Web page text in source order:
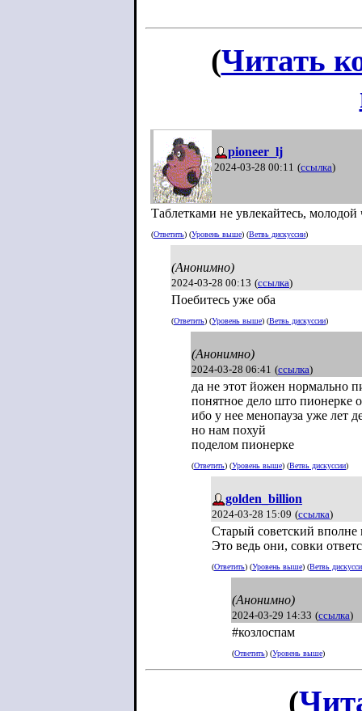
(Читать
pioneer_lj
2024-03-28 00:11 (ссылка)
Таблетками не увлекайтесь, молодой
(Ответить) (Уровень выше) (Ветвь дискуссии)
(Анонимно)
2024-03-28 00:13 (ссылка)
Поебитесь уже оба
(Ответить) (Уровень выше) (Ветвь дискуссии)
(Анонимно)
2024-03-28 06:41 (ссылка)
да не этот йожен нормально
понятное дело што пионерке
ибо у нее менопауза уже лет
но нам похуй
поделом пионерке
(Ответить) (Уровень выше) (Ветвь дискуссии)
golden_billion
2024-03-28 15:09 (ссылка)
Старый советский вполне
Это ведь они, совки
(Ответить) (Уровень выше) (Ветвь
(Анонимно)
2024-03-29 14:33 (ссылка)
#козлоспам
(Ответить) (Уровень выше)
(